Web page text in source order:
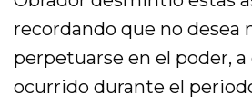
recordando que no desea
perpetuarse en el poder,
ocurrido durante el